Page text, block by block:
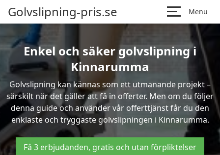
Golvslipning-pris.se Menu
Enkel och säker golvslipning i
Kinnarumma
Golvslipning kan kännas som ett utmanande projekt –
särskilt när det gäller att få in offerter. Men om du följer
denna guide och använder vår offerttjänst får du den
enklaste och tryggaste golvslipningen i Kinnarumma.
Få 3 erbjudanden, gratis och utan förpliktelser